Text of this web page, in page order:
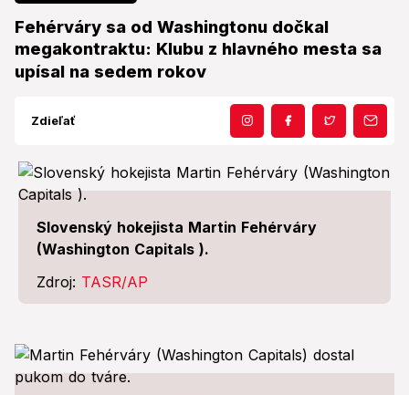
Fehérváry sa od Washingtonu dočkal
megakontraktu: Klubu z hlavného mesta sa
upísal na sedem rokov
Zdieľať
Slovenský hokejista Martin Fehérváry
(Washington Capitals ).
Zdroj: TASR/AP